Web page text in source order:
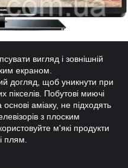
вигляд і зовнішній
екраном.
догляд, щоб уникнути при
пікселів. Побутові миючі
аміаку, не підходять
з плоским
м'які продукти
плям.